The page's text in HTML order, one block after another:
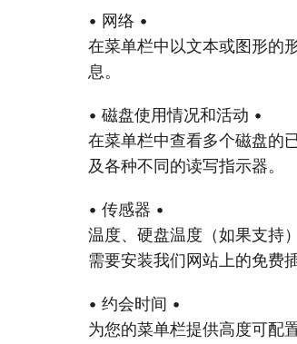
• 网络 •
在菜单栏中以文本或图形的
息。
• 磁盘使用情况和活动​​ •
在菜单栏中查看多个磁盘的
及各种不同的读写指示器。
• 传感器 •
温度、硬盘温度（如果支持
需要安装我们网站上的免费插
• 约会时间 •
为您的菜单栏提供高度可配